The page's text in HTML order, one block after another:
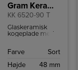
Gram Keramisk kogeplade
KK 6520-90 T
Glaskeramisk
kogeplade med
dobbeltzone.
Farve
Sort
Højde
48 mm